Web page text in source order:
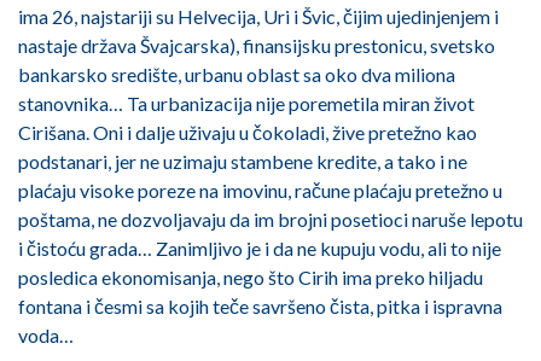
ima 26, najstariji su Helvecija, Uri i Švic, čijim ujedinjenjem i
nastaje država Švajcarska), finansijsku prestonicu, svetsko
bankarsko središte, urbanu oblast sa oko dva miliona
stanovnika… Ta urbanizacija nije poremetila miran život
Cirišana. Oni i dalje uživaju u čokoladi, žive pretežno kao
podstanari, jer ne uzimaju stambene kredite, a tako i ne
plaćaju visoke poreze na imovinu, račune plaćaju pretežno u
poštama, ne dozvoljavaju da im brojni posetioci naruše lepotu
i čistoću grada… Zanimljivo je i da ne kupuju vodu, ali to nije
posledica ekonomisanja, nego što Cirih ima preko hiljadu
fontana i česmi sa kojih teče savršeno čista, pitka i ispravna
voda…